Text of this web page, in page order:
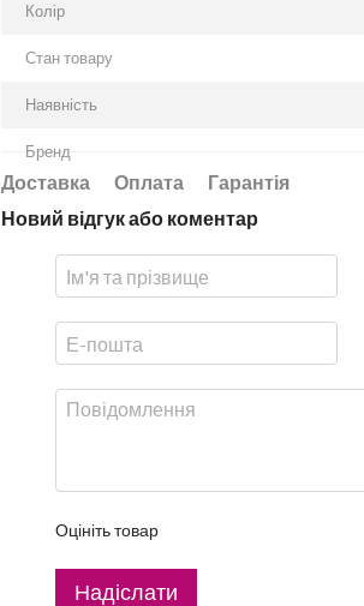
Колір
Стан товару
Наявність
Бренд
Доставка Оплата
Гарантія
Новий відгук або коментар
Оцініть товар
Надіслати